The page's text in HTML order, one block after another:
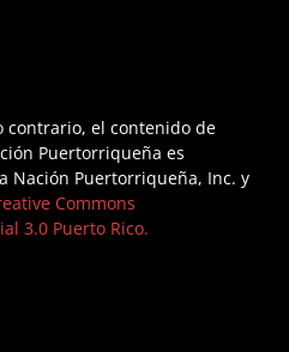
contrario, el contenido de
Puertorriqueña es
Nación Puertorriqueña, Inc. y
Commons
3.0 Puerto Rico.